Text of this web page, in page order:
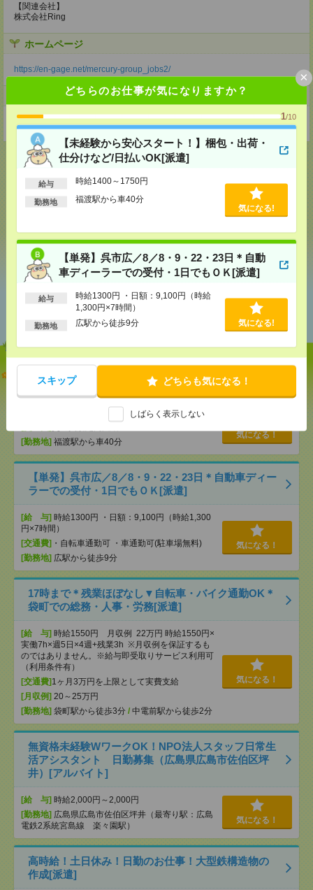
どちらのお仕事が気になりますか？
1/10
【未経験から安心スタート！】梱包・出荷・
仕分けなど/日払いOK[派遣]
給与 時給1400～1750円
勤務地
福渡駅から車40分
気になる!
【単発】呉市広／8／8・9・22・23日＊自動
車ディーラーでの受付・1日でもＯＫ[派遣]
給与
時給1300円 ・日額：9,100円（時給
1,300円×7時間）
勤務地 広駅から徒歩9分 気になる!
スキップ どちらも気になる！
しばらく表示しない
×
【関連会社】
株式会社Ring
ホームページ
https://en-gage.net/mercury-group_jobs2/
東京都新宿区西新宿1-26-2新宿野村ビル23階
応募ページへ
気になる！
あなたの閲覧履歴からの
おすすめ
【未経験から安心スタート！】梱包・出荷・仕分け
など/日払いOK[派遣]
[勤務地] 福渡駅から車40分
気になる！
【単発】呉市広／8／8・9・22・23日＊自動車ディー
ラーでの受付・1日でもＯＫ[派遣]
[給 与] 時給1300円 ・日額：9,100円（時給1,300
円×7時間）
[交通費] ・自転車通勤可 ・車通勤可(駐車場無料)
[勤務地] 広駅から徒歩9分
気になる！
17時まで＊残業ほぼなし▼自転車・バイク通勤OK＊
袋町での総務・人事・労務[派遣]
[給 与] 時給1550円 月収例 22万円 時給1550円×
実働7h×週5日×4週+残業3h ※月収例を保証するも
のではありません。※給与即受取りサービス利用可
（利用条件有）
[交通費]1ヶ月3万円を上限として実費支給
[月収例] 20～25万円
[勤務地] 袋町駅から徒歩3分 / 中電前駅から徒歩2分
気になる！
無資格未経験WワークOK！NPO法人スタッフ日常生
活アシスタント 日勤募集（広島県広島市佐伯区坪
井）[アルバイト]
[給 与] 時給2,000円～2,000円
[勤務地] 広島県広島市佐伯区坪井（最寄り駅：広島
電鉄2系統宮島線 楽々園駅）
気になる！
高時給！土日休み！日勤のお仕事！大型鉄構造物の
作成[派遣]